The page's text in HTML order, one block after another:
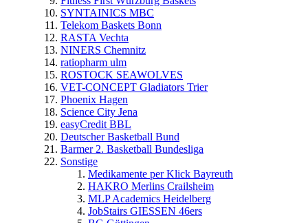
SYNTAINICS MBC
Telekom Baskets Bonn
RASTA Vechta
NINERS Chemnitz
ratiopharm ulm
ROSTOCK SEAWOLVES
VET-CONCEPT Gladiators Trier
Phoenix Hagen
Science City Jena
easyCredit BBL
Deutscher Basketball Bund
Barmer 2. Basketball Bundesliga
Sonstige
Medikamente per Klick Bayreuth
HAKRO Merlins Crailsheim
MLP Academics Heidelberg
JobStairs GIESSEN 46ers